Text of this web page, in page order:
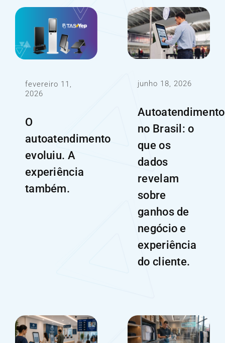
fevereiro 11,
2026
O
autoatendimento
evoluiu. A
experiência
também.
junho 18, 2026
Autoatendimento
no Brasil: o
que os
dados
revelam
sobre
ganhos de
negócio e
experiência
do cliente.